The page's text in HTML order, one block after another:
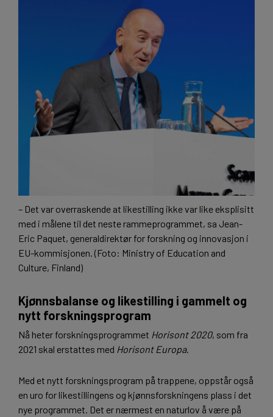
– Det var overraskende at likestilling ikke var like eksplisitt
med i målene til det neste rammeprogrammet, sa Jean-
Eric Paquet, generaldirektør for forskning og innovasjon i
EU-kommisjonen. (Foto: Ministry of Education and
Culture, Finland)
Kjønnsbalanse og likestilling i gammelt og
nytt forskningsprogram
Nå heter forskningsprogrammet Horisont 2020, som fra
2021 skal erstattes med Horisont Europa.
Med et nytt forskningsprogram på trappene, oppstår også
en uro for likestillingens og kjønnsforskningens plass i det
nye programmet. Det er nærmest en naturlov å være på